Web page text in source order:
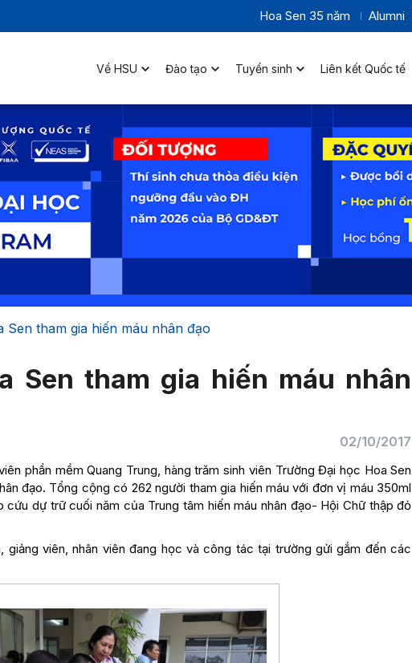
Hoa Sen 35 năm Alumni
Về HSU Đào tạo Tuyển sinh Liên kết Quốc tế
tham gia hiến máu nhân đạo
Sen tham gia hiến máu nhân
02/10/2017
phần mềm Quang Trung, hàng trăm sinh viên Trường Đại học Hoa Sen
đạo. Tổng cộng có 262 người tham gia hiến máu với đơn vị máu 350ml
dự trữ cuối năm của Trung tâm hiến máu nhân đạo- Hội Chữ thập đỏ
viên, nhân viên đang học và công tác tại trường gửi gắm đến các